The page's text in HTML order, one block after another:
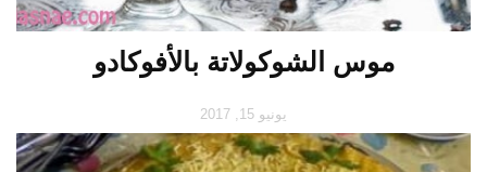
موس الشوكولاتة بالأفوكادو
يونيو 15, 2017